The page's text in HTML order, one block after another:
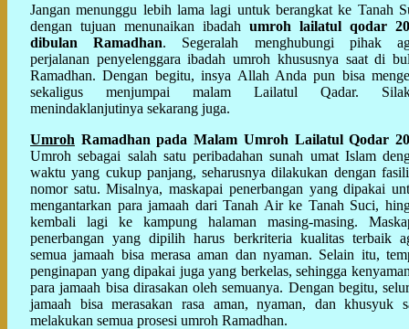
Jangan menunggu lebih lama lagi untuk berangkat ke Tanah
dengan tujuan menunaikan ibadah umroh lailatul qodar
dibulan Ramadhan. Segeralah menghubungi pihak
perjalanan penyelenggara ibadah umroh khususnya saat di
Ramadhan. Dengan begitu, insya Allah Anda pun bisa
sekaligus menjumpai malam Lailatul Qadar.
menindaklanjutinya sekarang juga.
Umroh Ramadhan pada Malam Umroh Lailatul Qodar 20
Umroh sebagai salah satu peribadahan sunah umat Islam
waktu yang cukup panjang, seharusnya dilakukan dengan
nomor satu. Misalnya, maskapai penerbangan yang dipakai
mengantarkan para jamaah dari Tanah Air ke Tanah Suci,
kembali lagi ke kampung halaman masing-masing.
penerbangan yang dipilih harus berkriteria kualitas terbaik
semua jamaah bisa merasa aman dan nyaman. Selain itu,
penginapan yang dipakai juga yang berkelas, sehingga
para jamaah bisa dirasakan oleh semuanya. Dengan begitu,
jamaah bisa merasakan rasa aman, nyaman, dan khusyuk
melakukan semua prosesi umroh Ramadhan.